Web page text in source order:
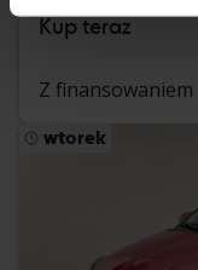
Kup teraz
Z finansowaniem
wtorek